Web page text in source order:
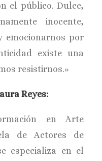
el público. Dulce,
inocente,
por
existe una
resistirnos.»
Reyes:
en Arte
de Actores de
especializa en el